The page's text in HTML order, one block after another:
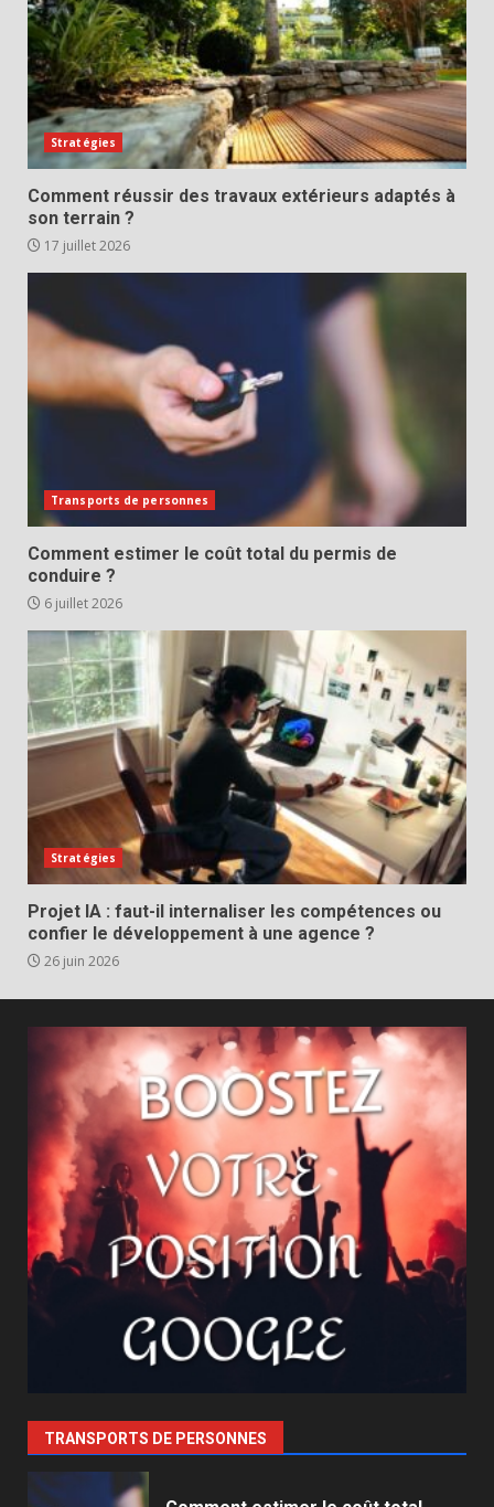
Stratégies
Comment réussir des travaux extérieurs adaptés à
son terrain ?
17 juillet 2026
Transports de personnes
Comment estimer le coût total du permis de
conduire ?
6 juillet 2026
Stratégies
Projet IA : faut-il internaliser les compétences ou
confier le développement à une agence ?
26 juin 2026
TRANSPORTS DE PERSONNES